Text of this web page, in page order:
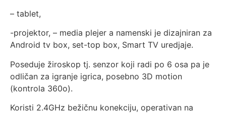
– tablet,
-projektor, – media plejer a namenski je dizajniran za
Android tv box, set-top box, Smart TV uredjaje.
Poseduje žiroskop tj. senzor koji radi po 6 osa pa je
odličan za igranje igrica, posebno 3D motion
(kontrola 360o).
Koristi 2.4GHz bežičnu konekciju, operativan na